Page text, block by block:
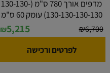
מדפים אורך 780 ס"מ (130-130-
130-130-130-130) עומק 60 ס"מ
₪6,700
₪5,215
לפרטים ורכישה